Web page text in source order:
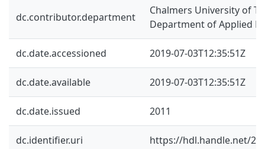
dc.contributor.department
Chalmers University of
Department of Applied
dc.date.accessioned 2019-07-03T12:35:51Z
dc.date.available 2019-07-03T12:35:51Z
dc.date.issued 2011
dc.identifier.uri https://hdl.handle.net/